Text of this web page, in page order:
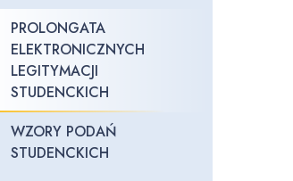
PROLONGATA
ELEKTRONICZNYCH
LEGITYMACJI
STUDENCKICH
WZORY PODAŃ
STUDENCKICH